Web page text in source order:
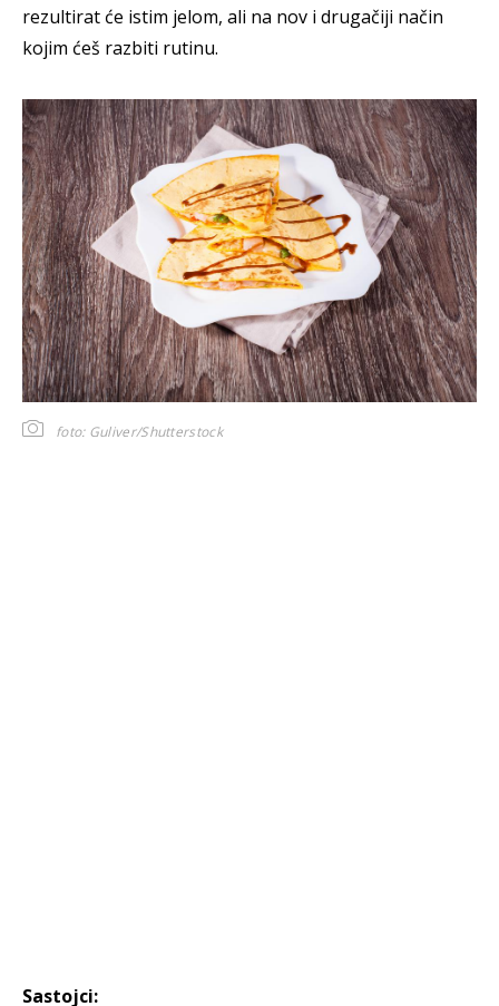
rezultirat će istim jelom, ali na nov i drugačiji način
kojim ćeš razbiti rutinu.
foto: Guliver/Shutterstock
Sastojci: